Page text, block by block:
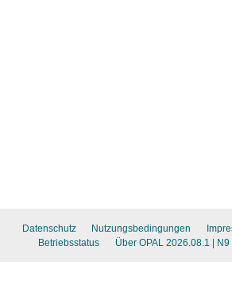
Datenschutz Nutzungsbedingungen
Betriebsstatus
Über OPAL 2026.08.1 | N9